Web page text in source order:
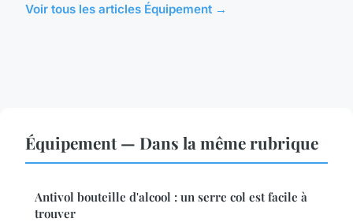
Voir tous les articles Équipement →
Équipement — Dans la même rubrique
Antivol bouteille d'alcool : un serre col est facile à
trouver